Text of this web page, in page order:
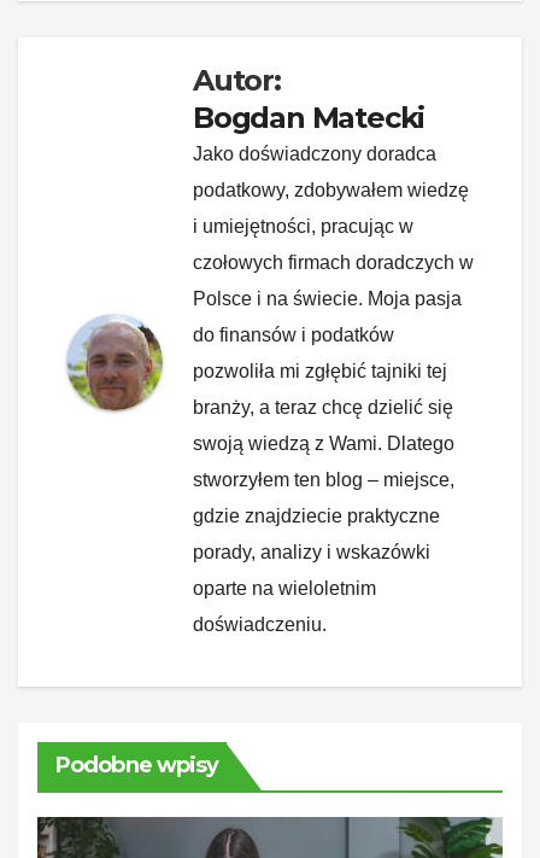
Autor:
Bogdan Matecki
Jako doświadczony doradca
podatkowy, zdobywałem wiedzę
i umiejętności, pracując w
czołowych firmach doradczych w
Polsce i na świecie. Moja pasja
do finansów i podatków
pozwoliła mi zgłębić tajniki tej
branży, a teraz chcę dzielić się
swoją wiedzą z Wami. Dlatego
stworzyłem ten blog – miejsce,
gdzie znajdziecie praktyczne
porady, analizy i wskazówki
oparte na wieloletnim
doświadczeniu.
Podobne wpisy